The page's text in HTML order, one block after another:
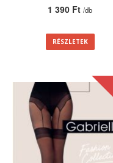
1 390 Ft/db
RÉSZLETEK